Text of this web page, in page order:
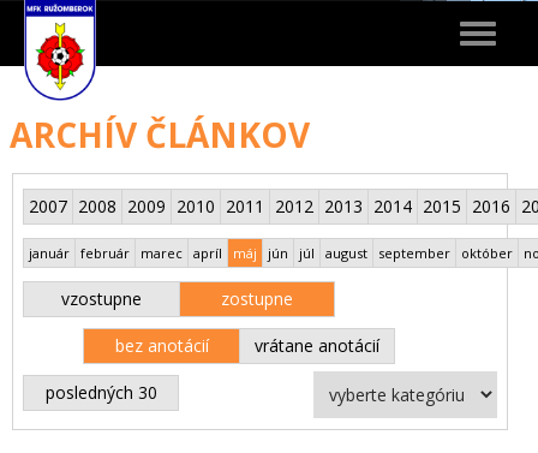
Toggle
ARCHÍV ČLÁNKOV
2007 2008 2009 2010 2011 2012 2013 2014 2015 2016
január február marec apríl máj jún júl august september október
vzostupne zostupne
bez anotácií vrátane anotácií
posledných 30